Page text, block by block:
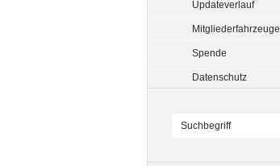
Updateverlauf
Mitgliederfahrzeuge
Spende
Datenschutz